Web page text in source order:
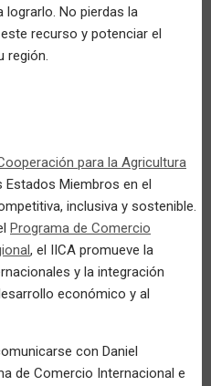
lograrlo. No pierdas la
recurso y potenciar el
región.
para la Agricultura
Miembros en el
inclusiva y sostenible.
Programa de Comercio
, el IICA promueve la
y la integración
económico y al
con Daniel
de Comercio Internacional e